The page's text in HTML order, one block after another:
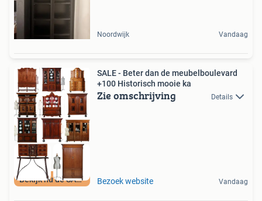
Noordwijk Vandaag
Bekijk nu de SALE
SALE - Beter dan de meubelboulevard
+100 Historisch mooie ka
Zie omschrijving Details
Bezoek website Vandaag